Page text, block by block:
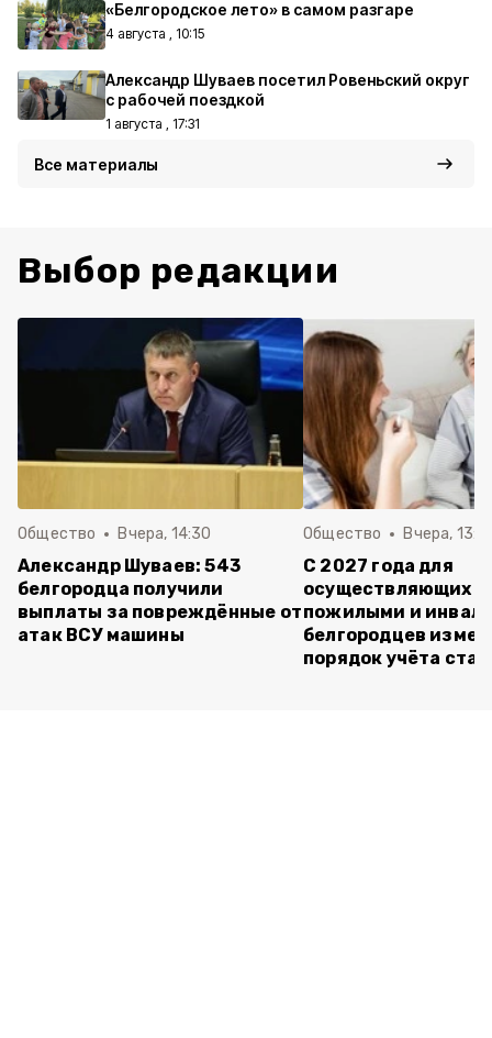
«Белгородское лето» в самом разгаре
4 августа , 10:15
Александр Шуваев посетил Ровеньский округ
с рабочей поездкой
1 августа , 17:31
Все материалы
Выбор редакции
Общество Вчера, 14:30
Александр Шуваев: 543
белгородца получили
выплаты за повреждённые от
атак ВСУ машины
Общество Вчера,
С 2027 года для
осуществляющих
пожилыми и
белгородцев
порядок учёта ста